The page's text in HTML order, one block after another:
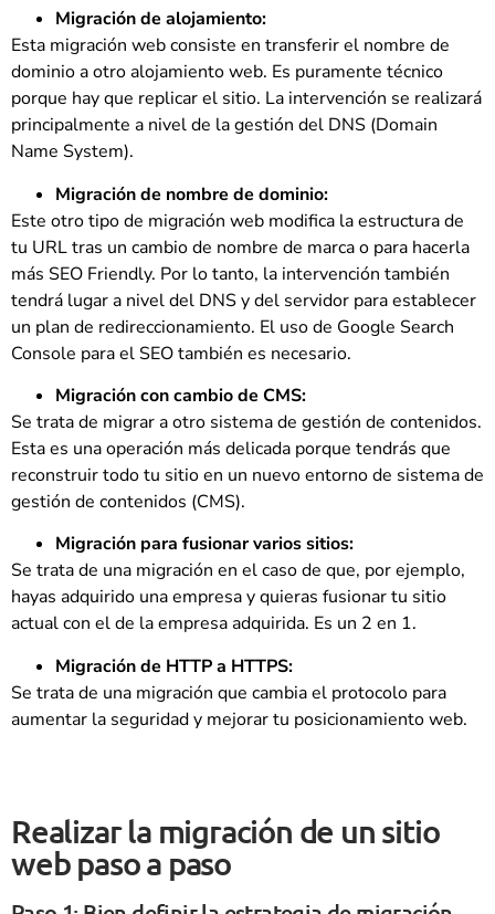
Migración de alojamiento:
Esta migración web consiste en transferir el nombre de
dominio a otro alojamiento web. Es puramente técnico
porque hay que replicar el sitio. La intervención se realizará
principalmente a nivel de la gestión del DNS (Domain
Name System).
Migración de nombre de dominio:
Este otro tipo de migración web modifica la estructura de
tu URL tras un cambio de nombre de marca o para hacerla
más SEO Friendly. Por lo tanto, la intervención también
tendrá lugar a nivel del DNS y del servidor para establecer
un plan de redireccionamiento. El uso de Google Search
Console para el SEO también es necesario.
Migración con cambio de CMS:
Se trata de migrar a otro sistema de gestión de contenidos.
Esta es una operación más delicada porque tendrás que
reconstruir todo tu sitio en un nuevo entorno de sistema de
gestión de contenidos (CMS).
Migración para fusionar varios sitios:
Se trata de una migración en el caso de que, por ejemplo,
hayas adquirido una empresa y quieras fusionar tu sitio
actual con el de la empresa adquirida. Es un 2 en 1.
Migración de HTTP a HTTPS:
Se trata de una migración que cambia el protocolo para
aumentar la seguridad y mejorar tu posicionamiento web.
Realizar la migración de un sitio
web paso a paso